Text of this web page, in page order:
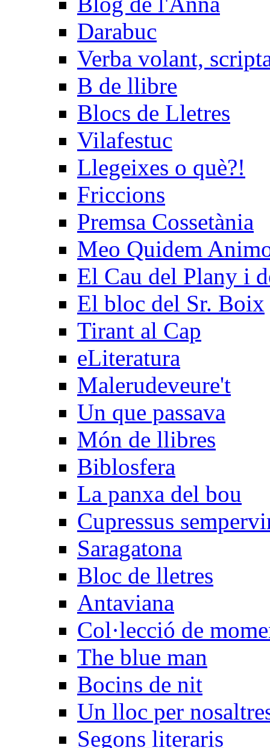
Darabuc
Verba volant,
B de llibre
Blocs de Lletres
Vilafestuc
Llegeixes o què?!
Friccions
Premsa Cossetània
Meo Quidem
El Cau del Plany i
El bloc del Sr. Boix
Tirant al Cap
eLiteratura
Malerudeveure't
Un que passava
Món de llibres
Biblosfera
La panxa del bou
Cupressus
Saragatona
Bloc de lletres
Antaviana
Col·lecció de
The blue man
Bocins de nit
Un lloc per
Segons literaris